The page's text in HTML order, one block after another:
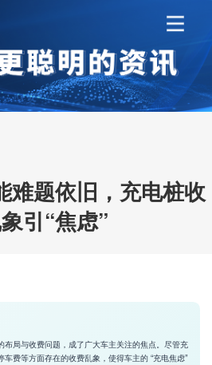
难题依旧，充电桩收
引“焦虑”
布局与收费问题，成了广大车主关注的焦点。尽管充
费等方面存在的收费乱象，使得车主的 “充电焦虑”